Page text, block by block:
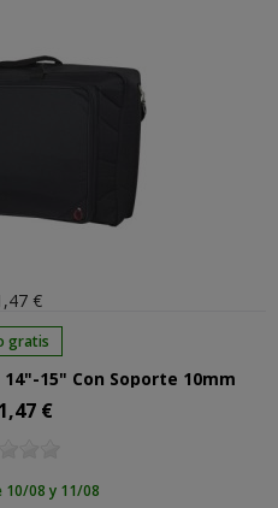
€
gratis
15" Con Soporte 10mm
€
10/08 y 11/08